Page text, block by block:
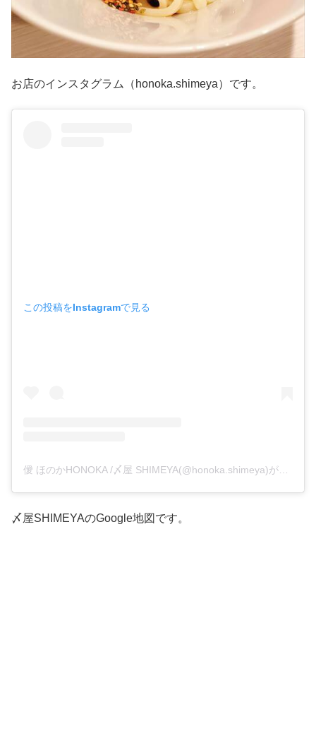
お店のインスタグラム（honoka.shimeya）です。
この投稿をInstagramで見る
僾 ほのかHONOKA /〆屋 SHIMEYA(@honoka.shimeya)がシェアした投稿
〆屋SHIMEYAのGoogle地図です。